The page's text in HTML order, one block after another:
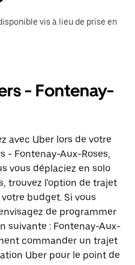
vis à lieu de prise en
- Fontenay-
avec Uber lors de votre
- Fontenay-Aux-Roses,
vous déplaciez en solo
trouvez l'option de trajet
budget. Si vous
de programmer
suivante : Fontenay-Aux-
commander un trajet
Uber pour le point de